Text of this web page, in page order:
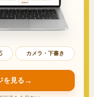
カメラ・下書き
を見る